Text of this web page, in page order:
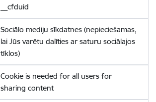
__cfduid
Sociālo mediju sīkdatnes (nepieciešamas,
lai Jūs varētu dalīties ar saturu sociālajos
tīklos)
Cookie is needed for all users for
sharing content